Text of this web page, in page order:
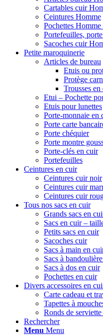
Cartables cuir
Ceintures Homme
Pochettes
Portefeuilles,
Sacoches cuir
Petite maroquinerie
Articles de bureau
Etuis ou
Protège
Trousses en
Etui – Pochette
Etuis pour lunettes
Porte-monnaie en
Porte carte
Porte chéquier
Porte montre
Porte-clés en cuir
Portefeuilles
Ceintures en cuir
Ceintures cuir noir
Ceintures cuir
Ceintures cuir
Tous nos sacs en cuir
Grands sacs en
Sacs en cuir –
Petits sacs en cuir
Sacoches cuir
Sacs à main en
Sacs à
Sacs à dos en cuir
Pochettes en cuir
Divers accessoires en
Carte cadeau et
Tapettes à
Ronds de
Rechercher
Menu Menu